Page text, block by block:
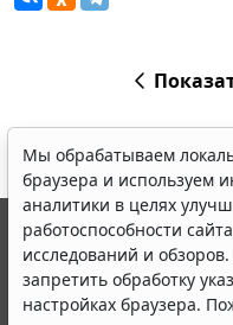
Мы обрабатываем
браузера и используем
аналитики в целях
работоспособности
исследований и
запретить обработку
настройках браузера.
© ООО "НПП "ГАРАНТ-
выпускается с 1990
являются участниками